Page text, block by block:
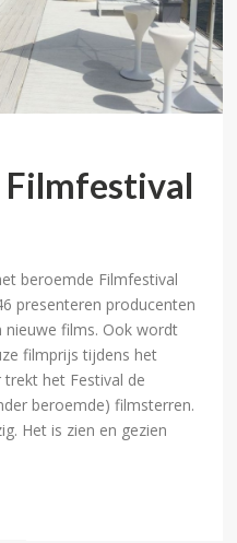
Filmfestival
beroemde Filmfestival
presenteren producenten
nieuwe films. Ook wordt
filmprijs tijdens het
het Festival de
beroemde) filmsterren.
Het is zien en gezien